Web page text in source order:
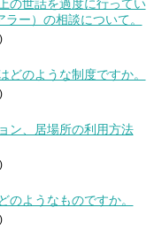
の世話を過度に行ってい
ー）の相談について。
のような制度ですか。
ン、居場所の利用方法
ようなものですか。